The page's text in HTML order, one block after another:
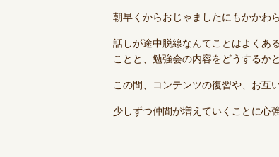
朝早くからおじゃましたにもかかわ
話しが途中脱線なんてことはよくあ
ことと、勉強会の内容をどうするか
この間、コンテンツの復習や、お互
少しずつ仲間が増えていくことに心